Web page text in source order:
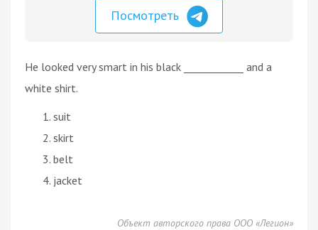
Посмотреть
He looked very smart in his black ____________ and a
white shirt.
suit
skirt
belt
jacket
Объект авторского права ООО «Легион»